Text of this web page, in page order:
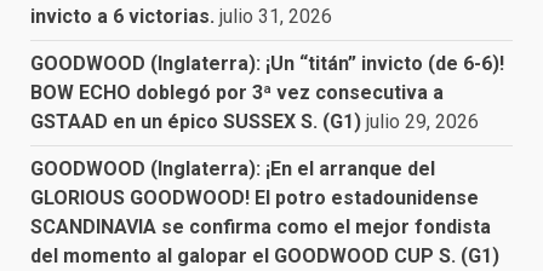
invicto a 6 victorias. julio 31, 2026
GOODWOOD (Inglaterra): ¡Un “titán” invicto (de 6-6)!
BOW ECHO doblegó por 3ª vez consecutiva a
GSTAAD en un épico SUSSEX S. (G1) julio 29, 2026
GOODWOOD (Inglaterra): ¡En el arranque del
GLORIOUS GOODWOOD! El potro estadounidense
SCANDINAVIA se confirma como el mejor fondista
del momento al galopar el GOODWOOD CUP S. (G1)